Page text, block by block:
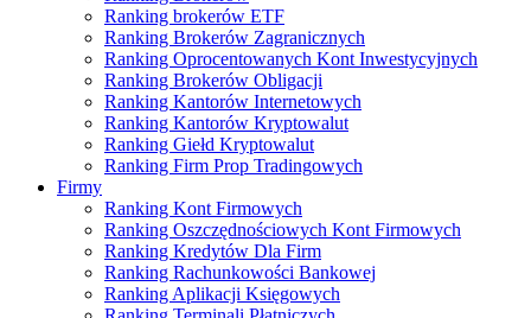
Ranking brokerów ETF
Ranking Brokerów Zagranicznych
Ranking Oprocentowanych Kont Inwestycyjnych
Ranking Brokerów Obligacji
Ranking Kantorów Internetowych
Ranking Kantorów Kryptowalut
Ranking Giełd Kryptowalut
Ranking Firm Prop Tradingowych
Firmy
Ranking Kont Firmowych
Ranking Oszczędnościowych Kont Firmowych
Ranking Kredytów Dla Firm
Ranking Rachunkowości Bankowej
Ranking Aplikacji Księgowych